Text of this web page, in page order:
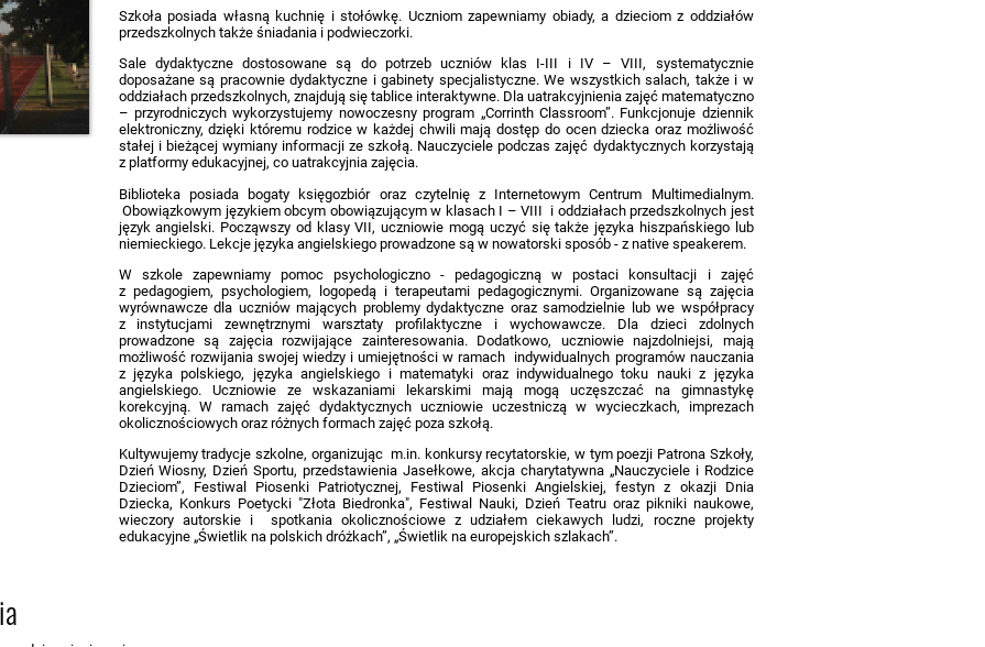
Szkoła posiada własną kuchnię i stołówkę. Uczniom zapewniamy obiady, a dzieciom z oddziałów
przedszkolnych także śniadania i podwieczorki.
Sale dydaktyczne dostosowane są do potrzeb uczniów klas I-III i IV – VIII, systematycznie
doposażane są pracownie dydaktyczne i gabinety specjalistyczne. We wszystkich salach, także i w
oddziałach przedszkolnych, znajdują się tablice interaktywne. Dla uatrakcyjnienia zajęć matematyczno
– przyrodniczych wykorzystujemy nowoczesny program „Corrinth Classroom”. Funkcjonuje dziennik
elektroniczny, dzięki któremu rodzice w każdej chwili mają dostęp do ocen dziecka oraz możliwość
stałej i bieżącej wymiany informacji ze szkołą. Nauczyciele podczas zajęć dydaktycznych korzystają
z platformy edukacyjnej, co uatrakcyjnia zajęcia.
Biblioteka posiada bogaty księgozbiór oraz czytelnię z Internetowym Centrum Multimedialnym.
Obowiązkowym językiem obcym obowiązującym w klasach I – VIII i oddziałach przedszkolnych jest
język angielski. Począwszy od klasy VII, uczniowie mogą uczyć się także języka hiszpańskiego lub
niemieckiego. Lekcje języka angielskiego prowadzone są w nowatorski sposób - z native speakerem.
W szkole zapewniamy pomoc psychologiczno - pedagogiczną w postaci konsultacji i zajęć
z pedagogiem, psychologiem, logopedą i terapeutami pedagogicznymi. Organizowane są zajęcia
wyrównawcze dla uczniów mających problemy dydaktyczne oraz samodzielnie lub we współpracy
z instytucjami zewnętrznymi warsztaty profilaktyczne i wychowawcze. Dla dzieci zdolnych
prowadzone są zajęcia rozwijające zainteresowania. Dodatkowo, uczniowie najzdolniejsi, mają
możliwość rozwijania swojej wiedzy i umiejętności w ramach indywidualnych programów nauczania
z języka polskiego, języka angielskiego i matematyki oraz indywidualnego toku nauki z języka
angielskiego. Uczniowie ze wskazaniami lekarskimi mają mogą uczęszczać na gimnastykę
korekcyjną. W ramach zajęć dydaktycznych uczniowie uczestniczą w wycieczkach, imprezach
okolicznościowych oraz różnych formach zajęć poza szkołą.
Kultywujemy tradycje szkolne, organizując m.in. konkursy recytatorskie, w tym poezji Patrona Szkoły,
Dzień Wiosny, Dzień Sportu, przedstawienia Jasełkowe, akcja charytatywna „Nauczyciele i Rodzice
Dzieciom”, Festiwal Piosenki Patriotycznej, Festiwal Piosenki Angielskiej, festyn z okazji Dnia
Dziecka, Konkurs Poetycki "Złota Biedronka", Festiwal Nauki, Dzień Teatru oraz pikniki naukowe,
wieczory autorskie i spotkania okolicznościowe z udziałem ciekawych ludzi, roczne projekty
edukacyjne „Świetlik na polskich dróżkach”, „Świetlik na europejskich szlakach”.